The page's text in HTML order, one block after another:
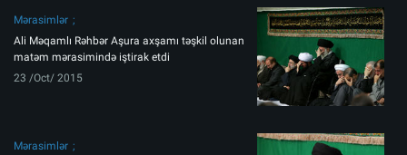
Mərasimlər
Ali Məqamlı Rəhbər Aşura axşamı təşkil olunan
matəm mərasimində iştirak etdi
23 /Oct/ 2015
Mərasimlər